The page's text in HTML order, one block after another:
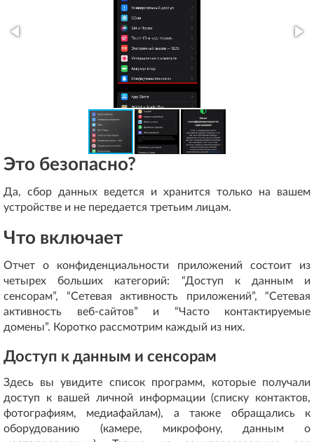
Это безопасно?
Да, сбор данных ведется и хранится только на вашем
устройстве и не передается третьим лицам.
Что включает
Отчет о конфиденциальности приложений состоит из
четырех больших категорий: “Доступ к данным и
сенсорам”, “Сетевая активность приложений”, “Сетевая
активность веб-сайтов” и “Часто контактируемые
домены”. Коротко рассмотрим каждый из них.
Доступ к данным и сенсорам
Здесь вы увидите список программ, которые получали
доступ к вашей личной информации (списку контактов,
фотографиям, медиафайлам), а также обращались к
оборудованию (камере, микрофону, данным о